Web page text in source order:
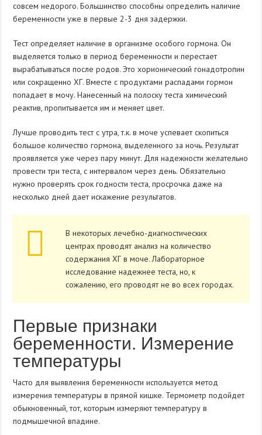
совсем недорого. Большинство способны определить наличие
беременности уже в первые 2-3 дня задержки.
Тест определяет наличие в организме особого гормона. Он
выделяется только в период беременности и перестает
вырабатываться после родов. Это хорионический гонадотропин
или сокращенно ХГ. Вместе с продуктами распадами гормон
попадает в мочу. Нанесенный на полоску теста химический
реактив, пропитывается им и меняет цвет.
Лучше проводить тест с утра, т.к. в моче успевает скопиться
большое количество гормона, выделенного за ночь. Результат
проявляется уже через пару минут. Для надежности желательно
провести три теста, с интервалом через день. Обязательно
нужно проверять срок годности теста, просрочка даже на
несколько дней дает искажение результатов.
В некоторых лечебно-диагностических
центрах проводят анализ на количество
содержания ХГ в моче. Лабораторное
исследование надежнее теста, но, к
сожалению, его проводят не во всех городах.
Первые признаки
беременности. Измерение
температуры
Часто для выявления беременности используется метод
измерения температуры в прямой кишке. Термометр подойдет
обыкновенный, тот, которым измеряют температуру в
подмышечной впадине.